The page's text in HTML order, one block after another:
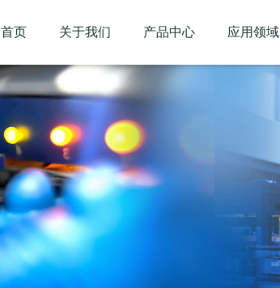
首页 关于我们 产品中心 应用领域